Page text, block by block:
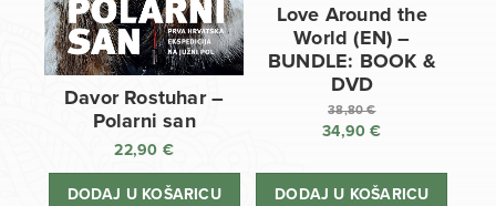
Davor Rostuhar –
Polarni san
22,90 €
DODAJ U KOŠARICU
Love Around the
World (EN) –
BUNDLE: BOOK &
DVD
38,80€
Izvorna
bila
34,90€
cijena
DODAJ U KOŠARICU